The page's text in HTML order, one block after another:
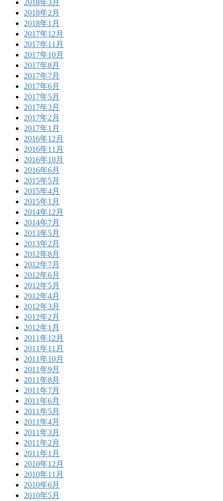
2018年3月
2018年2月
2018年1月
2017年12月
2017年11月
2017年10月
2017年8月
2017年7月
2017年6月
2017年5月
2017年3月
2017年2月
2017年1月
2016年12月
2016年11月
2016年10月
2016年6月
2015年5月
2015年4月
2015年1月
2014年12月
2014年7月
2013年5月
2013年2月
2012年8月
2012年7月
2012年6月
2012年5月
2012年4月
2012年3月
2012年2月
2012年1月
2011年12月
2011年11月
2011年10月
2011年9月
2011年8月
2011年7月
2011年6月
2011年5月
2011年4月
2011年3月
2011年2月
2011年1月
2010年12月
2010年11月
2010年6月
2010年5月